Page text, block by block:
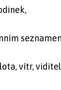
vítr,